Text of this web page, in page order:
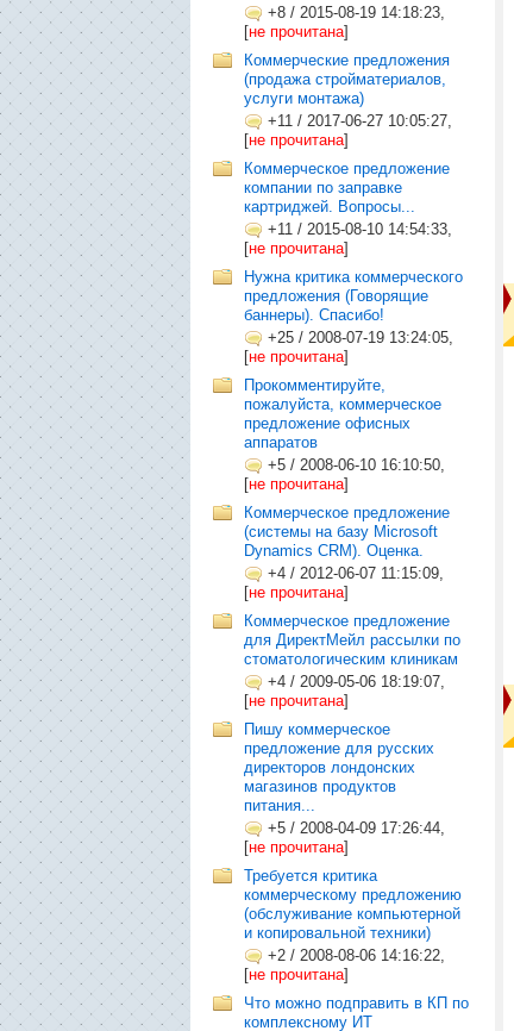
+8 / 2015-08-19 14:18:23,
[не прочитана]
Коммерческие предложения
(продажа стройматериалов,
услуги монтажа)
+11 / 2017-06-27 10:05:27,
[не прочитана]
Коммерческое предложение
компании по заправке
картриджей. Вопросы...
+11 / 2015-08-10 14:54:33,
[не прочитана]
Нужна критика коммерческого
предложения (Говорящие
баннеры). Спасибо!
+25 / 2008-07-19 13:24:05,
[не прочитана]
Прокомментируйте,
пожалуйста, коммерческое
предложение офисных
аппаратов
+5 / 2008-06-10 16:10:50,
[не прочитана]
Коммерческое предложение
(системы на базу Microsoft
Dynamics CRM). Оценка.
+4 / 2012-06-07 11:15:09,
[не прочитана]
Коммерческое предложение
для ДиректМейл рассылки по
стоматологическим клиникам
+4 / 2009-05-06 18:19:07,
[не прочитана]
Пишу коммерческое
предложение для русских
директоров лондонских
магазинов продуктов
питания...
+5 / 2008-04-09 17:26:44,
[не прочитана]
Требуется критика
коммерческому предложению
(обслуживание компьютерной
и копировальной техники)
+2 / 2008-08-06 14:16:22,
[не прочитана]
Что можно подправить в КП по
комплексному ИТ